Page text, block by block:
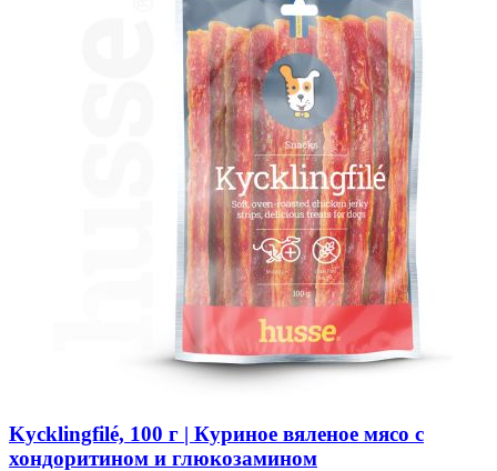
Kycklingfilé, 100 г | Куриное вяленое мясо с
хондоритином и глюкозамином